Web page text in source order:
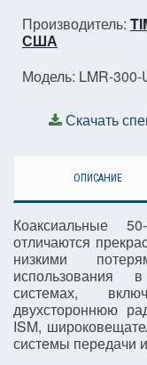
Производитель:
США
Модель: LMR-300-
Скачать
ОПИСАНИЕ
Коаксиальные
отличаются
низкими
использования
системах,
двухстороннюю
ISM,
системы передачи